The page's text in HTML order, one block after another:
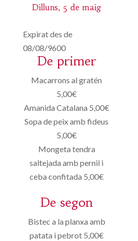
Dilluns, 5 de maig
Expirat des de
08/08/9600
De primer
Macarrons al gratén
5,00€
Amanida Catalana 5,00€
Sopa de peix amb fideus
5,00€
Mongeta tendra
saltejada amb pernil i
ceba confitada 5,00€
De segon
Bistec a la planxa amb
patata i pebrot 5,00€